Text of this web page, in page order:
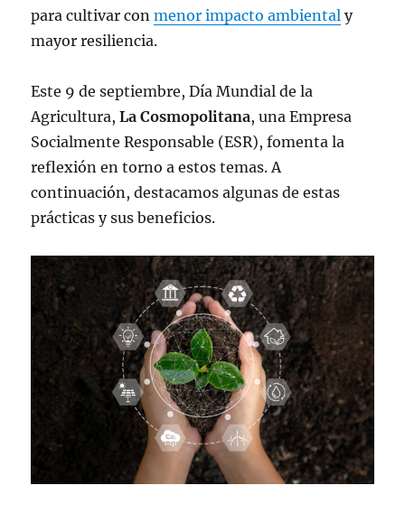
para cultivar conmenor impacto ambiental y
mayor resiliencia.
Este 9 de septiembre, Día Mundial de la
Agricultura,La Cosmopolitana, una Empresa
Socialmente Responsable (ESR), fomenta la
reflexión en torno a estos temas. A
continuación, destacamos algunas de estas
prácticas y sus beneficios.